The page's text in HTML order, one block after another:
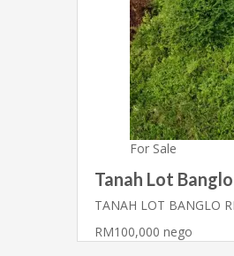
For Sale
Tanah Lot
TANAH LOT BANGLO
RM100,000 nego